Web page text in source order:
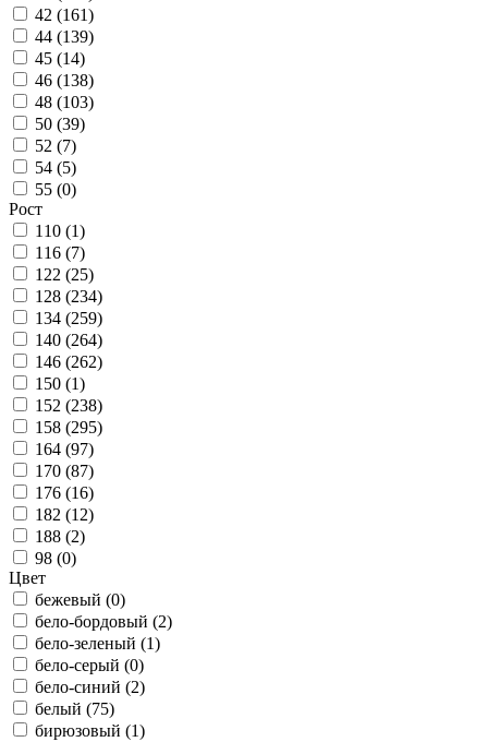
42 (161)
44 (139)
45 (14)
46 (138)
48 (103)
50 (39)
52 (7)
54 (5)
55 (0)
Рост
110 (1)
116 (7)
122 (25)
128 (234)
134 (259)
140 (264)
146 (262)
150 (1)
152 (238)
158 (295)
164 (97)
170 (87)
176 (16)
182 (12)
188 (2)
98 (0)
Цвет
бежевый (0)
бело-бордовый (2)
бело-зеленый (1)
бело-серый (0)
бело-синий (2)
белый (75)
бирюзовый (1)